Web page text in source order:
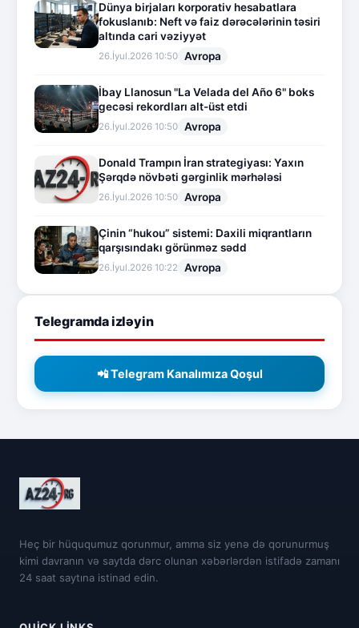
Dünya birjaları korporativ hesabatlara
fokuslanıb: Neft və faiz dərəcələrinin təsiri
altında cari vəziyyət
26.İyul.2026 10:50 Avropa
İbay Llanosun "La Velada del Año 6" boks
gecəsi rekordları alt-üst etdi
26.İyul.2026 10:50 Avropa
Donald Trampın İran strategiyası: Yaxın
Şərqdə növbəti gərginlik mərhələsi
26.İyul.2026 10:50 Avropa
Çinin “hukou” sistemi: Daxili miqrantların
qarşısındakı görünməz sədd
26.İyul.2026 10:22 Avropa
Telegramda izləyin
📲 Telegram Kanalımıza Qoşul
Heç bir hüququmuz qorunmur, amma siz yenə də qorunurmuş
kimi davranın və saytda dərc olunan xəbərlərdən istifadə zamanı
24 saat saytına istinad edin.